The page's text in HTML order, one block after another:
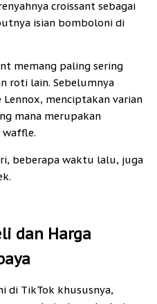
croissant sebagai
isian bomboloni di
memang paling sering
roti lain. Sebelumnya
Lennox, menciptakan varian
mana merupakan
waffle.
beberapa waktu lalu, juga
dan Harga
di TikTok khususnya,